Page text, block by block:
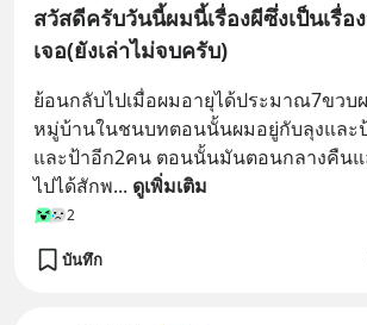
สวัสดีครับวันนี้ผมนี้เรื่องผีซึ่งเป็นเรื่อ
เจอ(ยังเล่าไม่จบครับ)
ย้อนกลับไปเมื่อผมอายุได้ประมาณ7ขวบ
หมู่บ้านในชนบทตอนนั้นผมอยู่กับลุงและ
และป้าอีก2คน ตอนนั้นมันตอนกลางคืน
ไปได้สักพ... ดูเพิ่มเติม
2
บันทึก